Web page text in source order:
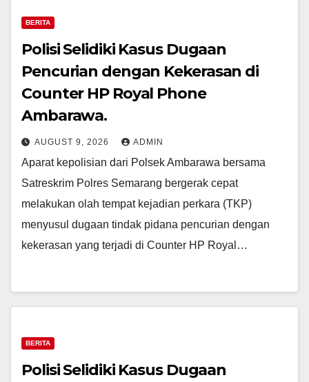
BERITA
Polisi Selidiki Kasus Dugaan
Pencurian dengan Kekerasan di
Counter HP Royal Phone
Ambarawa.
AUGUST 9, 2026 ADMIN
Aparat kepolisian dari Polsek Ambarawa bersama
Satreskrim Polres Semarang bergerak cepat
melakukan olah tempat kejadian perkara (TKP)
menyusul dugaan tindak pidana pencurian dengan
kekerasan yang terjadi di Counter HP Royal…
BERITA
Polisi Selidiki Kasus Dugaan